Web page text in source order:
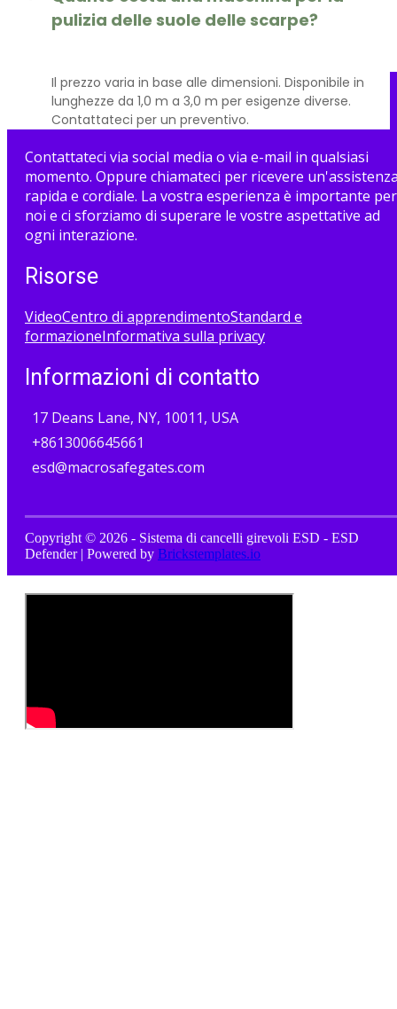
pulizia delle suole delle scarpe?
Il prezzo varia in base alle dimensioni. Disponibile in
lunghezze da 1,0 m a 3,0 m per esigenze diverse.
Contattateci per un preventivo.
Contattateci via social media o via e-mail in qualsiasi
momento. Oppure chiamateci per ricevere
rapida e cordiale. La vostra esperienza è importante per
noi e ci sforziamo di superare le vostre aspettative ad
ogni interazione.
Risorse
VideoCentro di apprendimentoStandard e
formazioneInformativa sulla privacy
Informazioni di contatto
17 Deans Lane, NY, 10011, USA
+8613006645661
esd@macrosafegates.com
Copyright © 2026 - Sistema di cancelli girevoli ESD - ESD
Defender | Powered by Brickstemplates.io